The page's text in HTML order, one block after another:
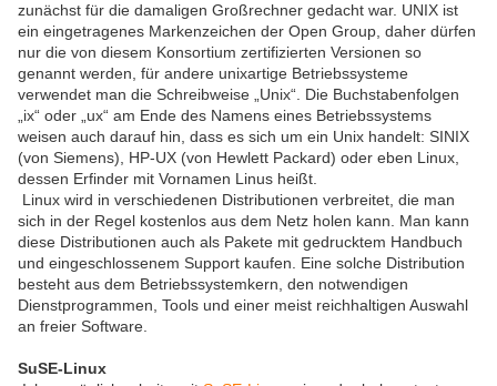
zunächst für die damaligen Großrechner gedacht war. UNIX ist
ein eingetragenes Markenzeichen der Open Group, daher dürfen
nur die von diesem Konsortium zertifizierten Versionen so
genannt werden, für andere unixartige Betriebssysteme
verwendet man die Schreibweise „Unix“. Die Buchstabenfolgen
„ix“ oder „ux“ am Ende des Namens eines Betriebssystems
weisen auch darauf hin, dass es sich um ein Unix handelt: SINIX
(von Siemens), HP-UX (von Hewlett Packard) oder eben Linux,
dessen Erfinder mit Vornamen Linus heißt.
Linux wird in verschiedenen Distributionen verbreitet, die man
sich in der Regel kostenlos aus dem Netz holen kann. Man kann
diese Distributionen auch als Pakete mit gedrucktem Handbuch
und eingeschlossenem Support kaufen. Eine solche Distribution
besteht aus dem Betriebssystemkern, den notwendigen
Dienstprogrammen, Tools und einer meist reichhaltigen Auswahl
an freier Software.
SuSE-Linux